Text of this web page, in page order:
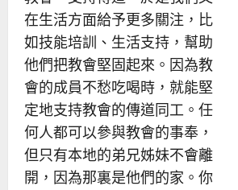
在生活方面給予更多關注，比
如技能培訓、生活支持，幫助
他們把教會堅固起來。因為教
會的成員不愁吃喝時，就能堅
定地支持教會的傳道同工。任
何人都可以參與教會的事奉，
但只有本地的弟兄姊妹不會離
開，因為那裏是他們的家。你